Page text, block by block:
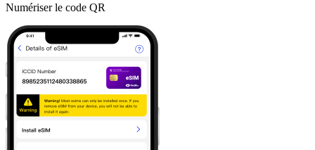
Numériser le code QR